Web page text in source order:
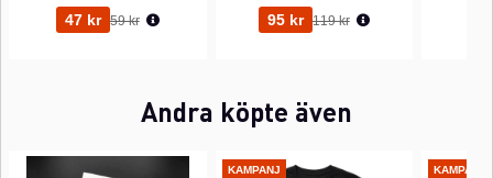
47 kr Ordinarie pris:
59 kr 95 kr Ordinarie pris:
119 kr
Andra köpte även
KAMPANJ KAMPANJ